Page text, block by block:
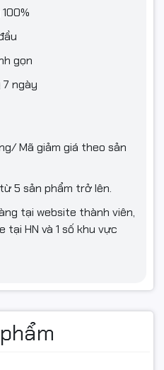
gọn
ngày
Mã giảm giá theo sản
5 sản phẩm trở lên.
tại website thành viên,
tại HN và 1 số khu vực
PN) hỗ trợ tổ hợp nhanh
XP / 7 / 8 / 10
XP / 7 / 8 / 10